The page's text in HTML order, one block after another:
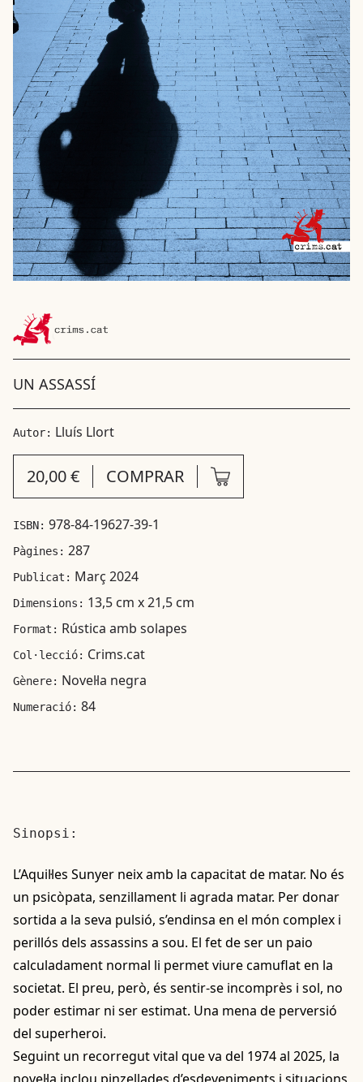
UN ASSASSÍ
Autor: Lluís Llort
20,00 € COMPRAR
ISBN: 978-84-19627-39-1
Pàgines: 287
Publicat: Març 2024
Dimensions: 13,5 cm x 21,5 cm
Format: Rústica amb solapes
Col·lecció: Crims.cat
Gènere: Novel·la negra
Numeració: 84
Sinopsi:
L’Aquil·les Sunyer neix amb la capacitat de matar. No és
un psicòpata, senzillament li agrada matar. Per donar
sortida a la seva pulsió, s’endinsa en el món complex i
perillós dels assassins a sou. El fet de ser un paio
calculadament normal li permet viure camuflat en la
societat. El preu, però, és sentir-se incomprès i sol, no
poder estimar ni ser estimat. Una mena de perversió
del superheroi.
Seguint un recorregut vital que va del 1974 al 2025, la